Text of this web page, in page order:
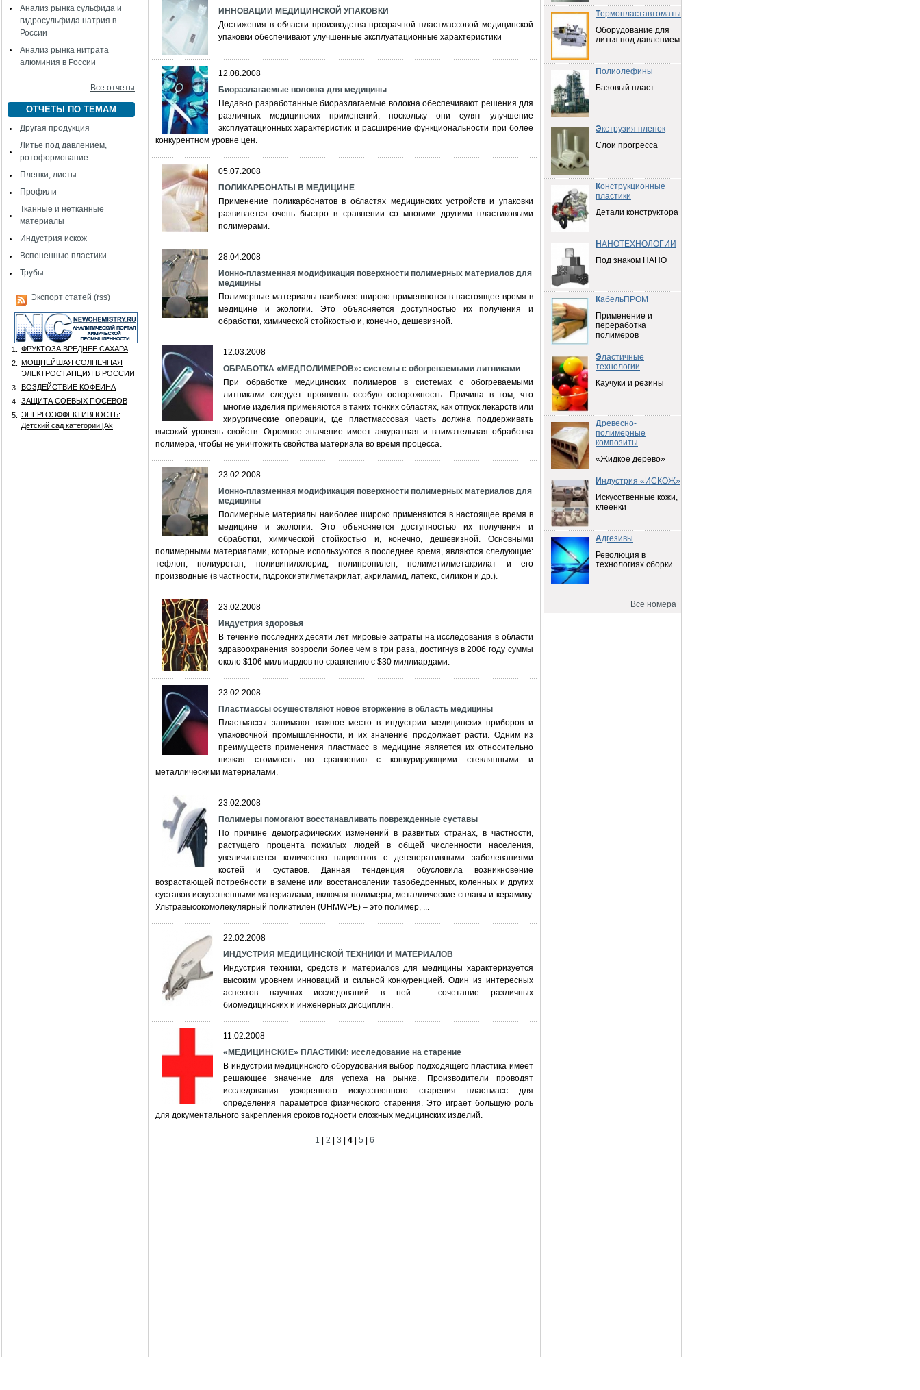
Анализ рынка сульфида и
гидросульфида натрия в
России
Анализ рынка нитрата
алюминия в России
Все отчеты
ОТЧЕТЫ ПО ТЕМАМ
Другая продукция
Литье под давлением,
ротоформование
Пленки, листы
Профили
Тканные и нетканные
материалы
Индустрия искож
Вспененные пластики
Трубы
Экспорт статей (rss)
1.
ФРУКТОЗА ВРЕДНЕЕ САХАРА
2.
МОЩНЕЙШАЯ СОЛНЕЧНАЯ
ЭЛЕКТРОСТАНЦИЯ В РОССИИ
3.
ВОЗДЕЙСТВИЕ КОФЕИНА
4.
ЗАЩИТА СОЕВЫХ ПОСЕВОВ
5.
ЭНЕРГОЭФФЕКТИВНОСТЬ:
Детский сад категории [Аk
ИННОВАЦИИ МЕДИЦИНСКОЙ УПАКОВКИ
Достижения в области производства прозрачной пластмассовой медицинской
упаковки обеспечивают улучшенные эксплуатационные характеристики
12.08.2008
Биоразлагаемые волокна для медицины
Недавно разработанные биоразлагаемые волокна обеспечивают решения для
различных медицинских применений, поскольку они сулят улучшение
эксплуатационных характеристик и расширение функциональности при более
конкурентном уровне цен.
05.07.2008
ПОЛИКАРБОНАТЫ В МЕДИЦИНЕ
Применение поликарбонатов в областях медицинских устройств и упаковки
развивается очень быстро в сравнении со многими другими пластиковыми
полимерами.
28.04.2008
Ионно-плазменная модификация поверхности полимерных материалов для
медицины
Полимерные материалы наиболее широко применяются в настоящее время в
медицине и экологии. Это объясняется доступностью их получения и
обработки, химической стойкостью и, конечно, дешевизной.
12.03.2008
ОБРАБОТКА «МЕДПОЛИМЕРОВ»: системы с обогреваемыми литниками
При обработке медицинских полимеров в системах с обогреваемыми
литниками следует проявлять особую осторожность. Причина в том, что
многие изделия применяются в таких тонких областях, как отпуск лекарств или
хирургические операции, где пластмассовая часть должна поддерживать
высокий уровень свойств. Огромное значение имеет аккуратная и внимательная обработка
полимера, чтобы не уничтожить свойства материала во время процесса.
23.02.2008
Ионно-плазменная модификация поверхности полимерных материалов для
медицины
Полимерные материалы наиболее широко применяются в настоящее время в
медицине и экологии. Это объясняется доступностью их получения и
обработки, химической стойкостью и, конечно, дешевизной. Основными
полимерными материалами, которые используются в последнее время, являются следующие:
тефлон, полиуретан, поливинилхлорид, полипропилен, полиметилметакрилат и его
производные (в частности, гидроксиэтилметакрилат, акриламид, латекс, силикон и др.).
23.02.2008
Индустрия здоровья
В течение последних десяти лет мировые затраты на исследования в области
здравоохранения возросли более чем в три раза, достигнув в 2006 году суммы
около $106 миллиардов по сравнению с $30 миллиардами.
23.02.2008
Пластмассы осуществляют новое вторжение в область медицины
Пластмассы занимают важное место в индустрии медицинских приборов и
упаковочной промышленности, и их значение продолжает расти. Одним из
преимуществ применения пластмасс в медицине является их относительно
низкая стоимость по сравнению с конкурирующими стеклянными и
металлическими материалами.
23.02.2008
Полимеры помогают восстанавливать поврежденные суставы
По причине демографических изменений в развитых странах, в частности,
растущего процента пожилых людей в общей численности населения,
увеличивается количество пациентов с дегенеративными заболеваниями
костей и суставов. Данная тенденция обусловила возникновение
возрастающей потребности в замене или восстановлении тазобедренных, коленных и других
суставов искусственными материалами, включая полимеры, металлические сплавы и керамику.
Ультравысокомолекулярный полиэтилен (UHMWPE) – это полимер, ...
22.02.2008
ИНДУСТРИЯ МЕДИЦИНСКОЙ ТЕХНИКИ И МАТЕРИАЛОВ
Индустрия техники, средств и материалов для медицины характеризуется
высоким уровнем инноваций и сильной конкуренцией. Один из интересных
аспектов научных исследований в ней – сочетание различных
биомедицинских и инженерных дисциплин.
11.02.2008
«МЕДИЦИНСКИЕ» ПЛАСТИКИ: исследование на старение
В индустрии медицинского оборудования выбор подходящего пластика имеет
решающее значение для успеха на рынке. Производители проводят
исследования ускоренного искусственного старения пластмасс для
определения параметров физического старения. Это играет большую роль
для документального закрепления сроков годности сложных медицинских изделий.
1 2 3 4| 5 6
Термопластавтоматы
Оборудование для
литья под давлением
Полиолефины
Базовый пласт
Экструзия пленок
Слои прогресса
Конструкционные
пластики
Детали конструктора
Н АНОТЕХНОЛОГИИ
Под знаком НАНО
КабельПРОМ
Применение и
переработка
полимеров
Эластичные
технологии
Каучуки и резины
Древесно-
полимерные
композиты
«Жидкое дерево»
Индустрия «ИСКОЖ»
Искусственные кожи,
клеенки
Адгезивы
Революция в
технологиях сборки
Все номера